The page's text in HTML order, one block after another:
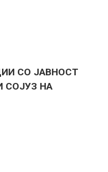
СО ЈАВНОСТ
СОЈУЗ НА